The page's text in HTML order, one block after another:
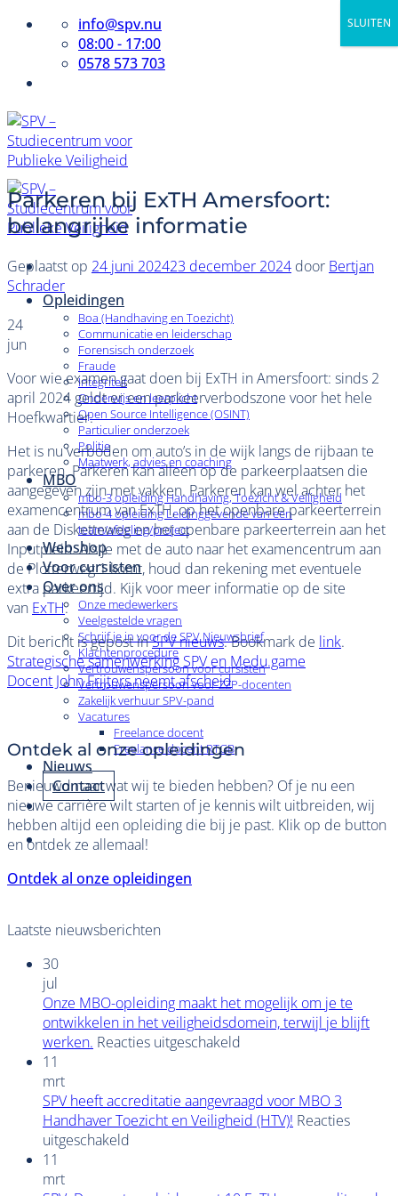
info@spv.nu
08:00 - 17:00
0578 573 703
Opleidingen
Boa (Handhaving en Toezicht)
Communicatie en leiderschap
Forensisch onderzoek
Fraude
Integriteit
Onderwijs en leerplicht
Open Source Intelligence (OSINT)
Particulier onderzoek
Politie
Maatwerk, advies en coaching
MBO
mbo-3 opleiding Handhaving, Toezicht & Veiligheid
mbo-4 opleiding Leidinggevende van een
team/afdeling/project
Webshop
Voor cursisten
Over ons
Onze medewerkers
Veelgestelde vragen
Schrijf je in voor de SPV Nieuwsbrief
Klachtenprocedure
Vertrouwenspersoon voor cursisten
Vertrouwenspersoon voor ZZP-docenten
Zakelijk verhuur SPV-pand
Vacatures
Freelance docent
Freelance docent RTGB
Nieuws
Contact
Parkeren bij ExTH Amersfoort:
belangrijke informatie
Geplaatst op 24 juni 202423 december 2024 door Bertjan
Schrader
24
jun
Voor wie examen gaat doen bij ExTH in Amersfoort: sinds 2
april 2024 geldt er een parkeerverbodszone voor het hele
Hoefkwartier.
Het is nu verboden om auto’s in de wijk langs de rijbaan te
parkeren. Parkeren kan alleen op de parkeerplaatsen die
aangegeven zijn met vakken. Parkeren kan wel achter het
examencentrum van ExTH, op het openbare parkeerterrein
aan de Disketteweg en het openbare parkeerterrein aan het
Inputplein. Als je met de auto naar het examencentrum aan
de Plotterweg 1 komt, houd dan rekening met eventuele
extra parkeertijd. Kijk voor meer informatie op de site
van ExTH.
Dit bericht is gepost inSPV nieuws. Bookmark de link.
Strategische samenwerking SPV en Medu.game
Docent John Frijters neemt afscheid
Ontdek al onze opleidingen
Benieuwd naar wat wij te bieden hebben? Of je nu een
nieuwe carrière wilt starten of je kennis wilt uitbreiden, wij
hebben altijd een opleiding die bij je past. Klik op de button
en ontdek ze allemaal!
Ontdek al onze opleidingen
Laatste nieuwsberichten
30
jul
Onze MBO-opleiding maakt het mogelijk om je te
ontwikkelen in het veiligheidsdomein, terwijl je blijft
werken. Reacties uitgeschakeld
opleiding
maakt
11
mrt
SPV heeft accreditatie aangevraagd voor MBO 3
Handhaver Toezicht en Veiligheid (HTV)! Reacties
uitgeschakeld
11
mrt
SLUITEN